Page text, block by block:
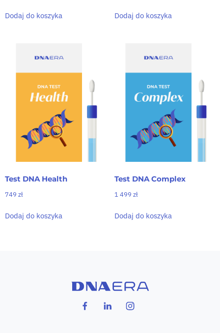
Dodaj do koszyka Dodaj do koszyka
Test DNA Health
749 zł
Dodaj do koszyka
Test DNA Complex
1 499 zł
Dodaj do koszyka